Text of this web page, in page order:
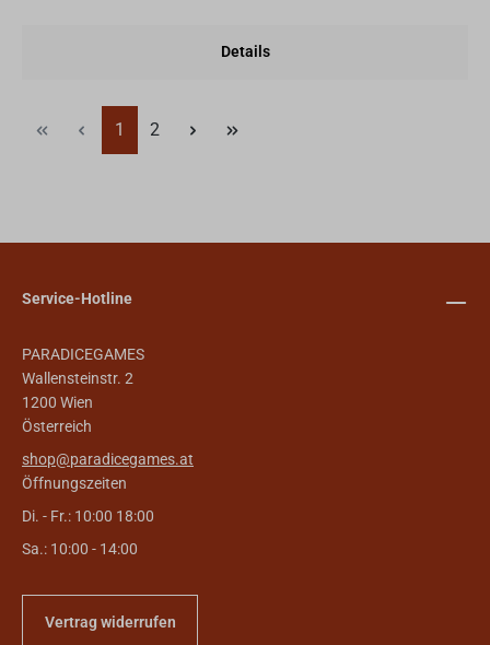
Details
Seite
1 Seite
2
Service-Hotline
PARADICEGAMES
Wallensteinstr. 2
1200 Wien
Österreich
shop@paradicegames.at
Öffnungszeiten
Di. - Fr.: 10:00 18:00
Sa.: 10:00 - 14:00
Vertrag widerrufen